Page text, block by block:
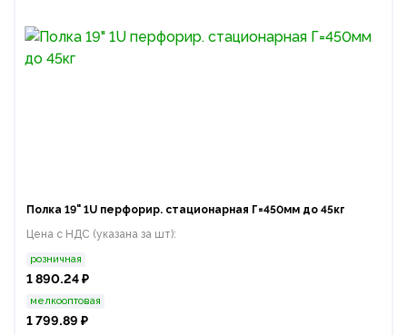
Полка 19" 1U перфорир. стационарная Г=450мм до 45кг
Цена с НДС (указана за шт):
розничная
1 890.24 ₽
мелкооптовая
1 799.89 ₽